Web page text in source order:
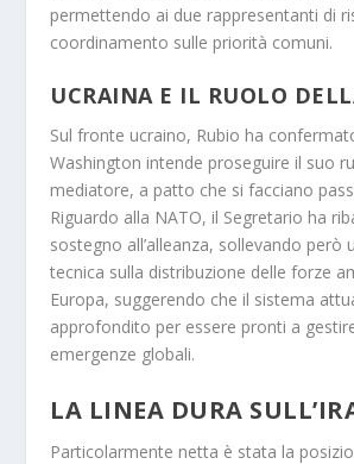
permettendo ai due rappresentanti di
coordinamento sulle priorità comuni.
UCRAINA E IL RUOLO
Sul fronte ucraino, Rubio ha
Washington intende proseguire il suo
mediatore, a patto che si facciano
Riguardo alla NATO, il Segretario ha
sostegno all’alleanza, sollevando però
tecnica sulla distribuzione delle forze
Europa, suggerendo che il sistema
approfondito per essere pronti a
emergenze globali.
LA LINEA DURA
Particolarmente netta è stata la